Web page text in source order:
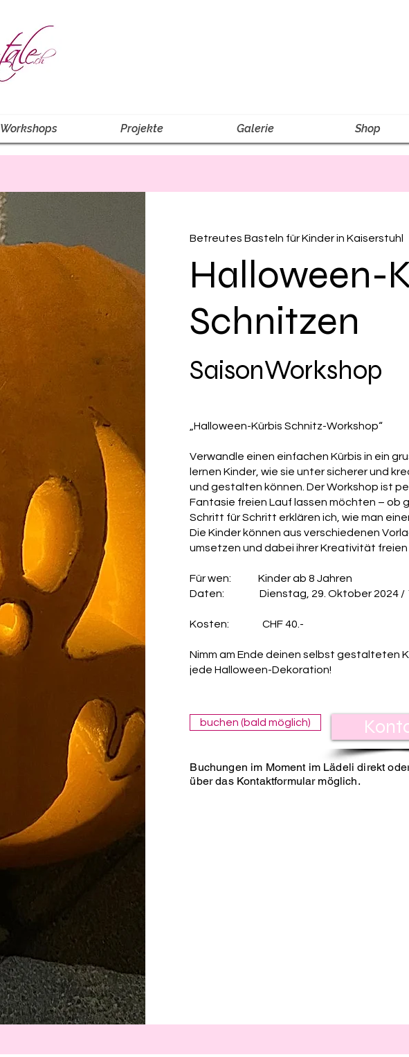
Workshops Projekte Galerie Shop
Betreutes Basteln für Kinder in Kaiserstuhl
Halloween-
Schnitzen
SaisonWorkshop
„Halloween-Kürbis Schnitz-Workshop“
Verwandle einen einfachen Kürbis in ein
lernen Kinder, wie sie unter sicherer und
und gestalten können. Der Workshop ist
Fantasie freien Lauf lassen möchten – ob
Schritt für Schritt erklären ich, wie man
Die Kinder können aus verschiedenen
umsetzen und dabei ihrer Kreativität freien
Für wen: Kinder ab 8 Jahren
Daten: Dienstag, 29. Oktober 2024 /
Kosten: CHF 40.-
Nimm am Ende deinen selbst gestalteten
jede Halloween-Dekoration!
buchen (bald möglich)
Buchungen im Moment im Lädeli direkt
über das Kontaktformular möglich.